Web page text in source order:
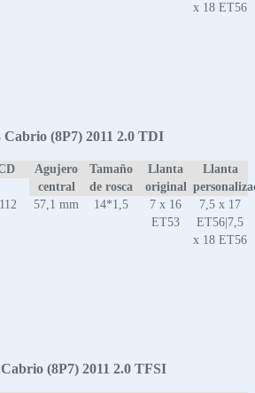
x 18 ET56
(8P7) 2011 2.0 TDI
Agujero
central
Tamaño
de rosca
Llanta
original
Llanta
57,1 mm 14*1,5
7 x 16
ET53
7,5 x 17
ET56|7,5
x 18 ET56
(8P7) 2011 2.0 TFSI